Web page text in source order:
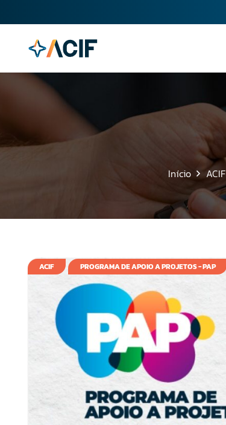
Início ACIF
ACIF PROGRAMA DE APOIO A PROJETOS - PAP